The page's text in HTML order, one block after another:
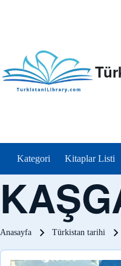
menu_tr
Kategori Kitaplar Listi
Sayfa yolu
Anasayfa Türkistan tarihi